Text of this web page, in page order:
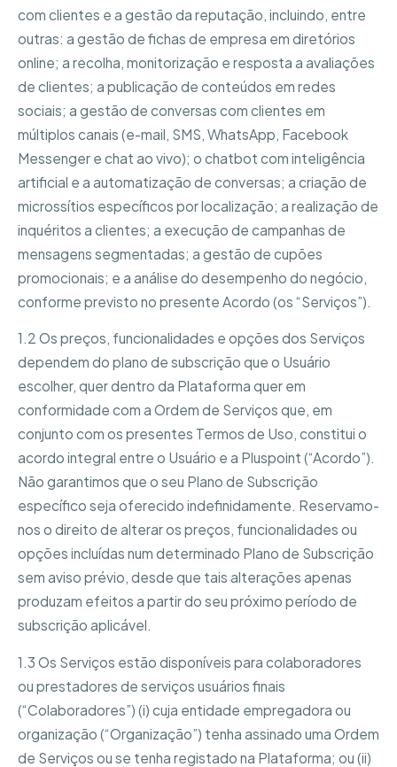
com clientes e a gestão da reputação, incluindo, entre
outras: a gestão de fichas de empresa em diretórios
online; a recolha, monitorização e resposta a avaliações
de clientes; a publicação de conteúdos em redes
sociais; a gestão de conversas com clientes em
múltiplos canais (e-mail, SMS, WhatsApp, Facebook
Messenger e chat ao vivo); o chatbot com inteligência
artificial e a automatização de conversas; a criação de
microssítios específicos por localização; a realização de
inquéritos a clientes; a execução de campanhas de
mensagens segmentadas; a gestão de cupões
promocionais; e a análise do desempenho do negócio,
conforme previsto no presente Acordo (os “Serviços”).
1.2 Os preços, funcionalidades e opções dos Serviços
dependem do plano de subscrição que o Usuário
escolher, quer dentro da Plataforma quer em
conformidade com a Ordem de Serviços que, em
conjunto com os presentes Termos de Uso, constitui o
acordo integral entre o Usuário e a Pluspoint (“Acordo”).
Não garantimos que o seu Plano de Subscrição
específico seja oferecido indefinidamente. Reservamo-
nos o direito de alterar os preços, funcionalidades ou
opções incluídas num determinado Plano de Subscrição
sem aviso prévio, desde que tais alterações apenas
produzam efeitos a partir do seu próximo período de
subscrição aplicável.
1.3 Os Serviços estão disponíveis para colaboradores
ou prestadores de serviços usuários finais
(“Colaboradores”) (i) cuja entidade empregadora ou
organização (“Organização”) tenha assinado uma Ordem
de Serviços ou se tenha registado na Plataforma; ou (ii)